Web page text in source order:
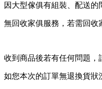
因大型傢俱有組裝、配送
無回收家俱服務，若需回收
收到商品後若有任何問題，
如您本次的訂單無退換貨狀